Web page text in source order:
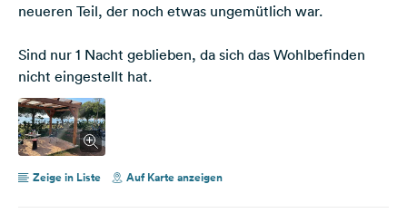
neueren Teil, der noch etwas ungemütlich war.
Sind nur 1 Nacht geblieben, da sich das Wohlbefinden
nicht eingestellt hat.
Zeige in Liste Auf Karte anzeigen